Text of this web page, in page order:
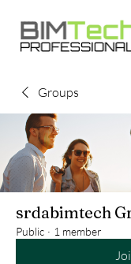
Groups
srdabimtech
Public · 1 member